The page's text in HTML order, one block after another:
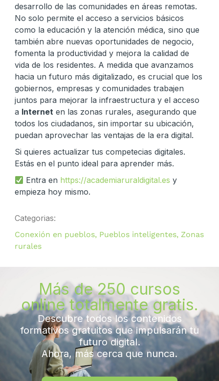
desarrollo de las comunidades en áreas remotas.
No solo permite el acceso a servicios básicos
como la educación y la atención médica, sino que
también abre nuevas oportunidades de negocio,
fomenta la productividad y mejora la calidad de
vida de los residentes. A medida que avanzamos
hacia un futuro más digitalizado, es crucial que los
gobiernos, empresas y comunidades trabajen
juntos para mejorar la infraestructura y el acceso
a Internet en las zonas rurales, asegurando que
todos los ciudadanos, sin importar su ubicación,
puedan aprovechar las ventajas de la era digital.
Si quieres actualizar tus competecias digitales.
Estás en el punto ideal para aprender más.
Entra en https://academiaruraldigital.es y
empieza hoy mismo.
Categorias:
Conexión en pueblos, Pueblos inteligentes, Zonas
rurales
Más de 250 cursos
online totalmente gratis.
Descubre todos los contenidos
formativos gratuitos que impulsarán tu
futuro digital.
Ahora, más cerca que nunca.